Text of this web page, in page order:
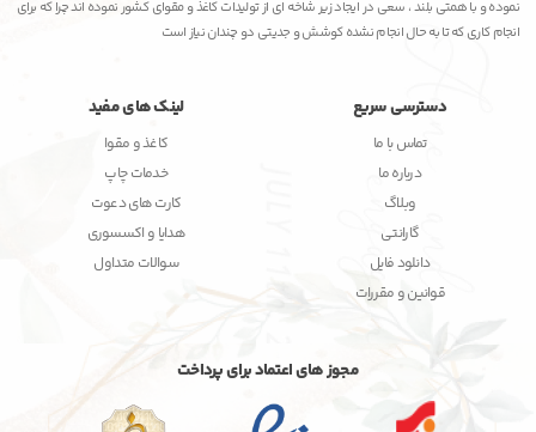
نموده و با همتی بلند ، سعی در ایجاد زیر شاخه ای از تولیدات کاغذ و مقوای کشور نموده اند چرا که برای
انجام کاری که تا به حال انجام نشده کوشش و جدیتی دو چندان نیاز است
دسترسی سریع
تماس با ما
درباره ما
وبلاگ
گارانتی
دانلود فایل
قوانین و مقررات
لینک های مفید
کاغذ و مقوا
خدمات چاپ
کارت های دعوت
هدایا و اکسسوری
سوالات متداول
مجوز های اعتماد برای پرداخت